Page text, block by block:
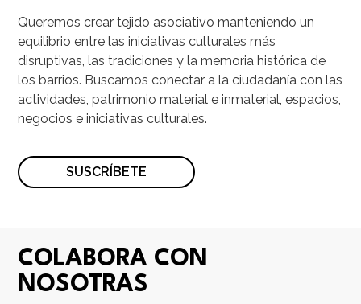
Queremos crear tejido asociativo manteniendo un
equilibrio entre las iniciativas culturales más
disruptivas, las tradiciones y la memoria histórica de
los barrios. Buscamos conectar a la ciudadanía con las
actividades, patrimonio material e inmaterial, espacios,
negocios e iniciativas culturales.
SUSCRÍBETE
COLABORA CON
NOSOTRAS